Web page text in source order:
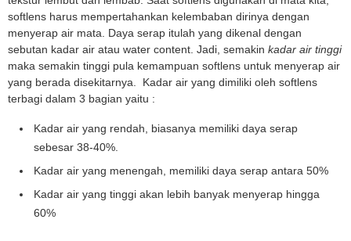
softlens harus mempertahankan kelembaban dirinya dengan
menyerap air mata. Daya serap itulah yang dikenal dengan
sebutan kadar air atau water content. Jadi, semakin kadar air tinggi
maka semakin tinggi pula kemampuan softlens untuk menyerap air
yang berada disekitarnya. Kadar air yang dimiliki oleh softlens
terbagi dalam 3 bagian yaitu :
Kadar air yang rendah, biasanya memiliki daya serap
sebesar 38-40%.
Kadar air yang menengah, memiliki daya serap antara 50%
Kadar air yang tinggi akan lebih banyak menyerap hingga
60%